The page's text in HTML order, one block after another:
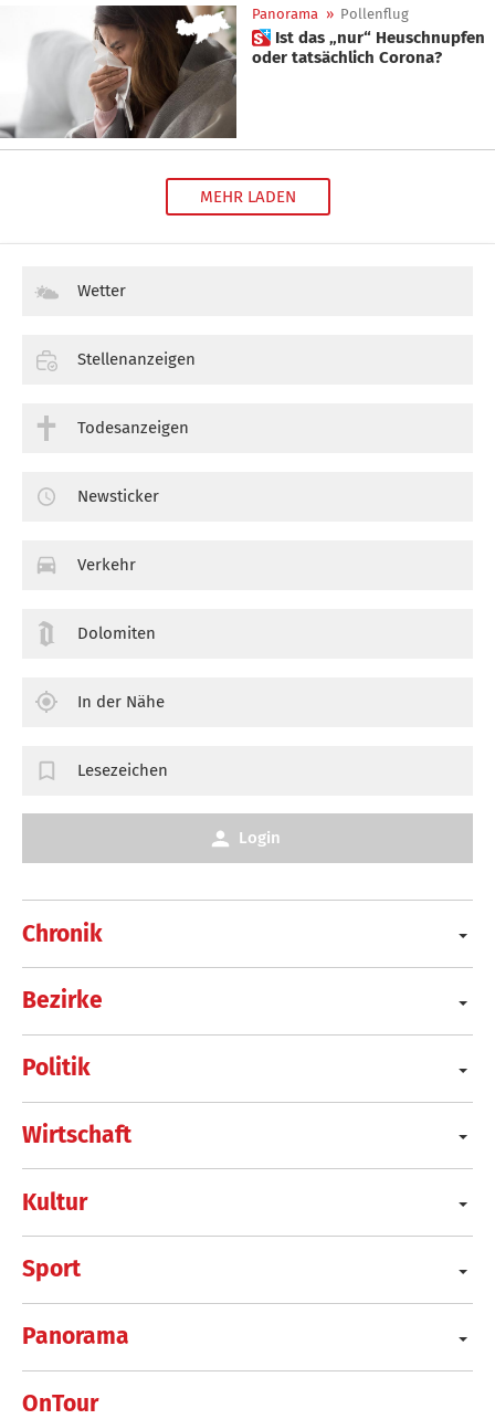
Panorama » Pollenflug
 Ist das „nur“ Heuschnupfen
oder tatsächlich Corona?
MEHR LADEN
Chronik
Bezirke
Politik
Wirtschaft
Kultur
Sport
Panorama
OnTour
Wetter
Stellenanzeigen
Todesanzeigen
Newsticker
Verkehr
Dolomiten
In der Nähe
Lesezeichen
Login